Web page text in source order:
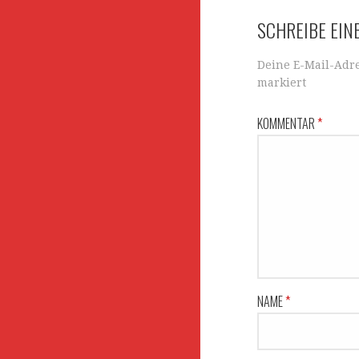
Navigation
SCHREIBE
Deine E-Mail-
markiert
KOMMENTAR*
NAME*